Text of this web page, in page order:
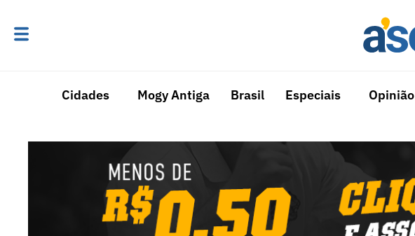
Cidades Mogy Antiga Brasil Especiais Opinião